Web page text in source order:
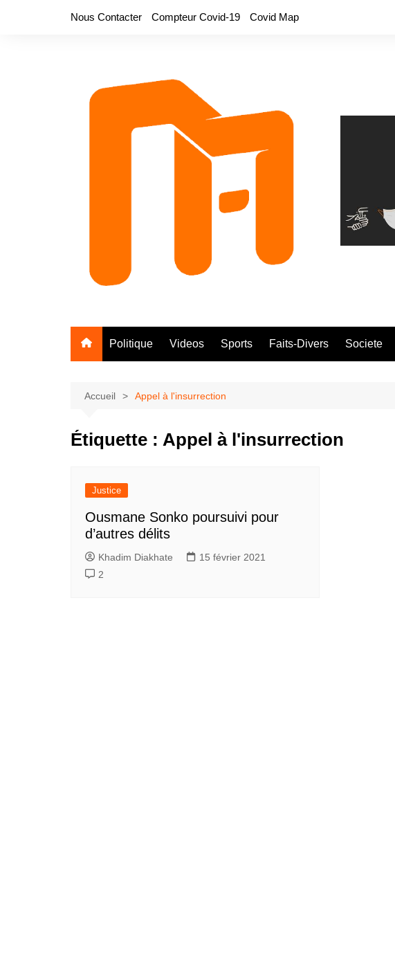
Nous Contacter Compteur Covid-19 Covid Map
Politique Videos Sports Faits-Divers Societe
Accueil Appel à l'insurrection
Étiquette : Appel à l'insurrection
Justice
Ousmane Sonko poursuivi pour
d’autres délits
Khadim Diakhate
15 février 2021
2